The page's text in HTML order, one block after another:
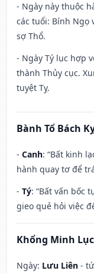
- Ngày này thuộc
các tuổi: Bính Ngọ
sợ Thổ.
- Ngày Tý lục hợp
thành Thủy cục.
tuyệt Tỵ.
Bành Tổ Bách
- Canh: “Bất kinh
hành quay tơ để
- Tý: “Bất vấn bốc
gieo quẻ hỏi việc
Khổng Minh
Ngày: Lưu Liên -